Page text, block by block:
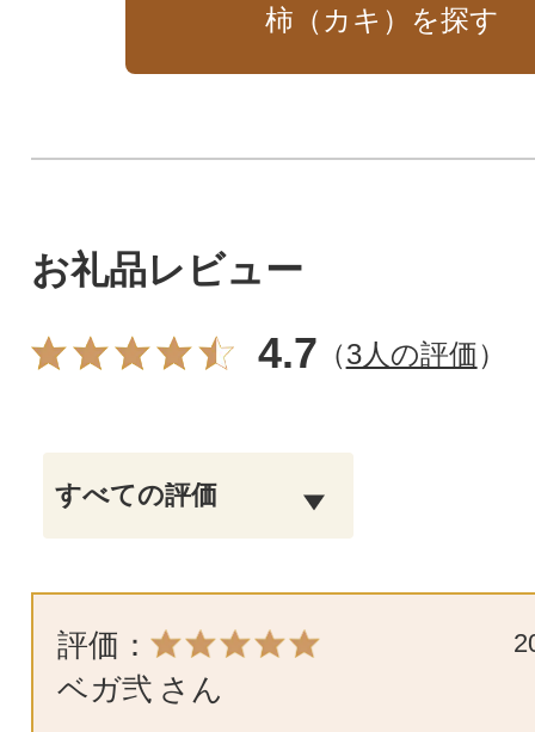
柿（カキ）を探す
お礼品レビュー
4.7 （3人の評価）
評価：
ベガ弐 さん